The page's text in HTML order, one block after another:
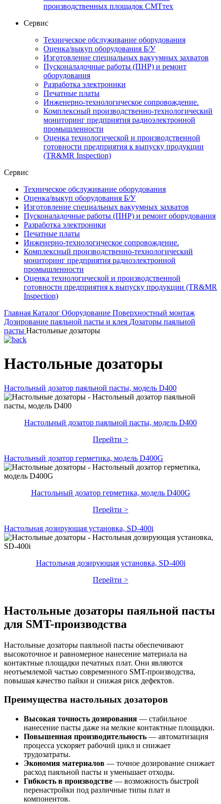
производственных площадок СМТтех
Сервис
Техническое обслуживание оборудования
Оценка/выкуп оборудования Б/У
Изготовление специальных вакуумных захватов
Пусконаладочные работы (ПНР) и ремонт
оборудования
Разработка электроники
Печатные платы
Инженерно-технологическое сопровождение.
Комплексный производственно-технологический
мониторинг предприятия радиоэлектронной
промышленности
Оценка технологической и производственной
готовности предприятия к выпуску продукции
(TR&MR Inspection)
Сервис
Техническое обслуживание оборудования
Оценка/выкуп оборудования Б/У
Изготовление специальных вакуумных захватов
Пусконаладочные работы (ПНР) и ремонт оборудования
Разработка электроники
Печатные платы
Инженерно-технологическое сопровождение.
Комплексный производственно-технологический
мониторинг предприятия радиоэлектронной
промышленности
Оценка технологической и производственной
готовности предприятия к выпуску продукции (TR&MR
Inspection)
Главная Каталог Оборудование Поверхностный монтаж
Дозирование паяльной пасты и клея Дозаторы паяльной
пасты Настольные дозаторы
Настольные дозаторы
Настольный дозатор паяльной пасты, модель D400
Настольный дозатор паяльной пасты, модель D400
Перейти >
Настольный дозатор герметика, модель D400G
Настольный дозатор герметика, модель D400G
Перейти >
Настольная дозирующая установка, SD-400i
Настольная дозирующая установка, SD-400i
Перейти >
Настольные дозаторы паяльной пасты
для SMT-производства
Настольные дозаторы паяльной пасты обеспечивают
высокоточное и равномерное нанесение материала на
контактные площадки печатных плат. Они являются
неотъемлемой частью современного SMT-производства,
повышая качество пайки и снижая риск дефектов.
Преимущества настольных дозаторов
Высокая точность дозирования — стабильное
нанесение пасты даже на мелкие контактные площадки.
Повышенная производительность — автоматизация
процесса ускоряет рабочий цикл и снижает
трудозатраты.
Экономия материалов — точное дозирование снижает
расход паяльной пасты и уменьшает отходы.
Гибкость в производстве — возможность быстрой
перенастройки под различные типы плат и
компонентов.